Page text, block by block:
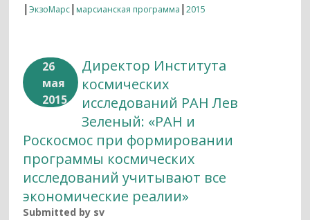
|ЭкзоМарс| марсианская программа |2015
26
мая
2015
Директор Института
космических
исследований РАН Лев
Зеленый: «РАН и
Роскосмос при формировании
программы космических
исследований учитывают все
экономические реалии»
Submitted by sv